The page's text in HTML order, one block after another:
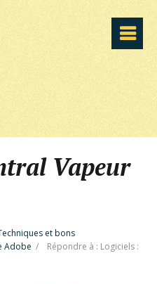
Vapeur
et bons
Adobe /
Répondre à : Logiciels :